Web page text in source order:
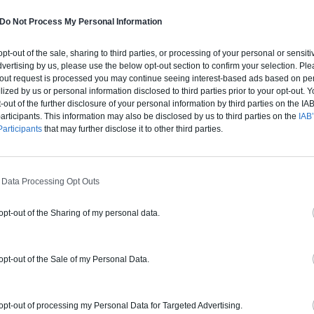
Do Not Process My Personal Information
out of the sale, sharing to third parties, or processing of your personal or
by us, please use the below opt-out section to confirm your selection.
request is processed you may continue seeing interest-based ads based on
by us or personal information disclosed to third parties prior to your opt-out.
of the further disclosure of your personal information by third parties on the
This information may also be disclosed by us to third parties on the
that may further disclose it to other third parties.
Processing Opt Outs
out of the Sharing of my personal data.
out of the Sale of my Personal Data.
out of processing my Personal Data for Targeted Advertising.
prendre ?
La cuisine est l’une des pièces phares de la maison.
C’est un endroit dans lequel on passe le plus de
temps.(...)